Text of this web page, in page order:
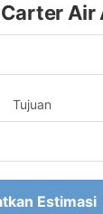
Tujuan
Estimasi